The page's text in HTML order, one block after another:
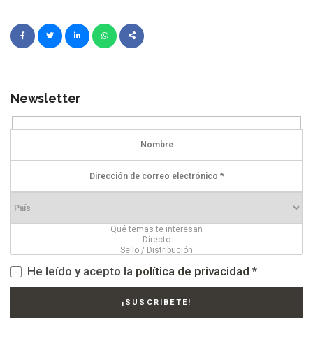
Newsletter
He leído y acepto la política de privacidad *